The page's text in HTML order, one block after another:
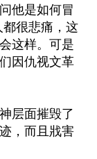
他是如何冒
都很悲痛，这
这样。可是
因仇视文革
层面摧毁了
，而且戕害